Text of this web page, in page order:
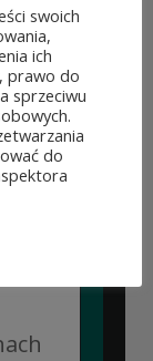
r. w
swoich
ich
prawo do
sprzeciwu
do